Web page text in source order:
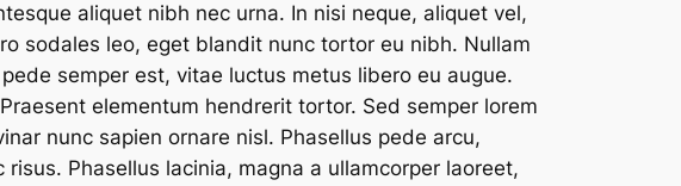
aliquet nibh nec urna. In nisi neque, aliquet vel,
sodales leo, eget blandit nunc tortor eu nibh. Nullam
semper est, vitae luctus metus libero eu augue.
Praesent elementum hendrerit tortor. Sed semper lorem
nunc sapien ornare nisl. Phasellus pede arcu,
Phasellus lacinia, magna a ullamcorper laoreet,